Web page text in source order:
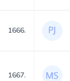
1666.
1667.